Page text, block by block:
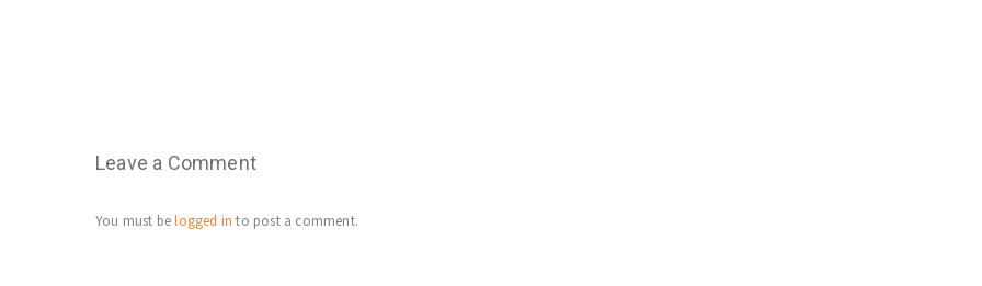
Leave a Comment
You must belogged in to post a comment.